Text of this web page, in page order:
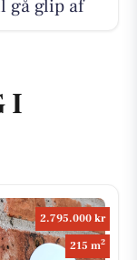
gå glip af
I
2.795.000 kr
215 m2